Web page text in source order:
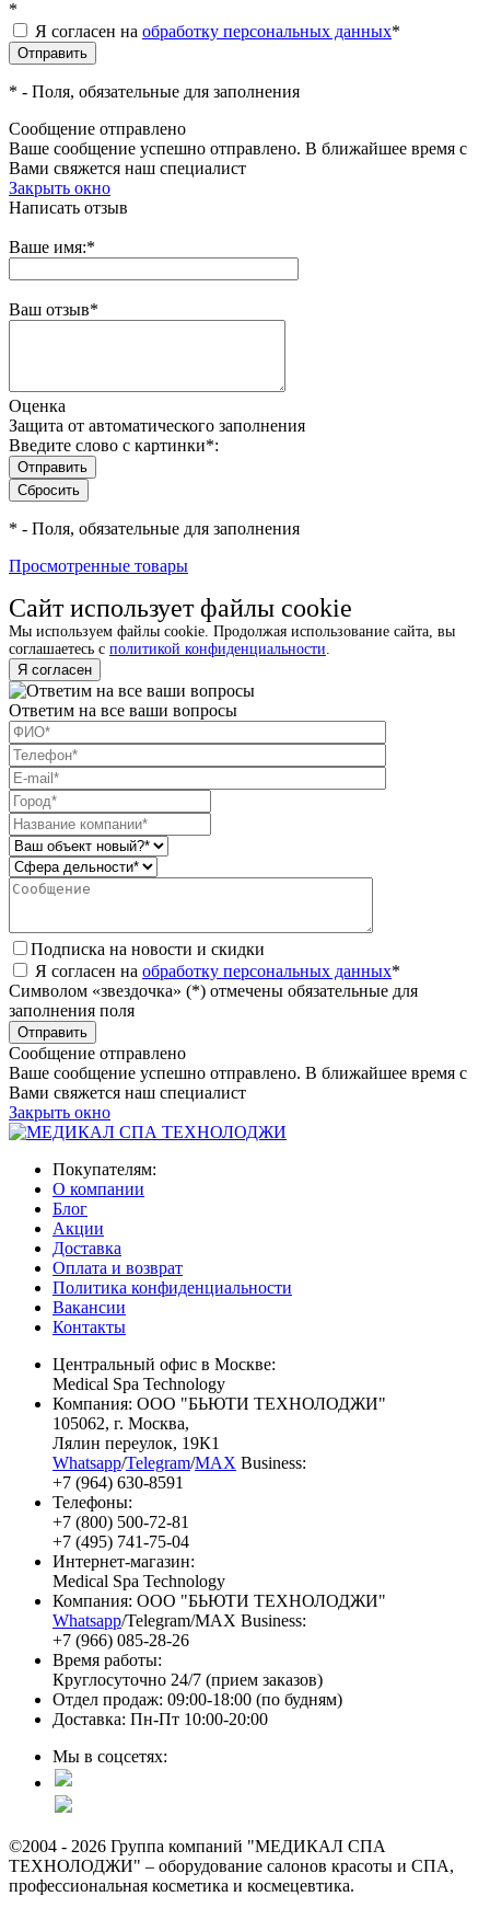
*
Я согласен на обработку персональных данных*
* - Поля, обязательные для заполнения
Сообщение отправлено
Ваше сообщение успешно отправлено. В ближайшее время с
Вами свяжется наш специалист
Закрыть окно
Написать отзыв
Ваше имя:*
Ваш отзыв*
Оценка
Защита от автоматического заполнения
Введите слово с картинки*:
* - Поля, обязательные для заполнения
Просмотренные товары
Сайт использует файлы cookie
Мы используем файлы cookie. Продолжая использование сайта, вы
соглашаетесь с политикой конфиденциальности
Я согласен
Ответим на все ваши вопросы
Подписка на новости и скидки
Я согласен на обработку персональных данных*
Символом «звездочка» (*) отмечены обязательные для
заполнения поля
Сообщение отправлено
Ваше сообщение успешно отправлено. В ближайшее время с
Вами свяжется наш специалист
Закрыть окно
Покупателям:
О компании
Блог
Акции
Доставка
Оплата и возврат
Политика конфиденциальности
Вакансии
Контакты
Центральный офис в Москве:
Medical Spa Technology
Компания: ООО "БЬЮТИ ТЕХНОЛОДЖИ"
105062, г. Москва,
Лялин переулок, 19К1
Whatsapp/Telegram/MAX Business:
+7 (964) 630-8591
Телефоны:
+7 (800) 500-72-81
+7 (495) 741-75-04
Интернет-магазин:
Medical Spa Technology
Компания: ООО "БЬЮТИ ТЕХНОЛОДЖИ"
Whatsapp/Telegram/MAX Business:
+7 (966) 085-28-26
Время работы:
Круглосуточно 24/7 (прием заказов)
Отдел продаж: 09:00-18:00 (по будням)
Доставка: Пн-Пт 10:00-20:00
Мы в соцсетях:
©2004 - 2026 Группа компаний "МЕДИКАЛ СПА
ТЕХНОЛОДЖИ" – оборудование салонов красоты и СПА,
профессиональная косметика и космецевтика.